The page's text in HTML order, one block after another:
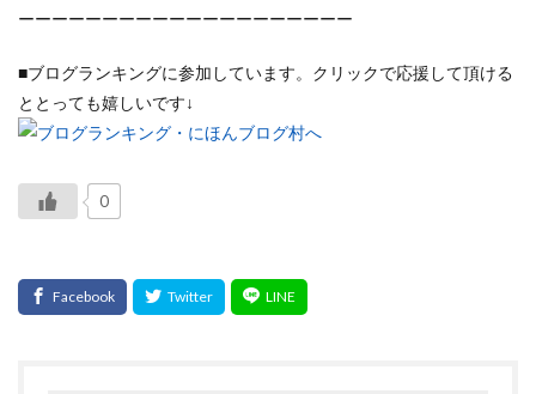
ーーーーーーーーーーーーーーーーーーーー
■ブログランキングに参加しています。クリックで応援して頂ける
ととっても嬉しいです↓
0